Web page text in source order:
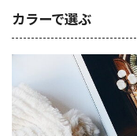
カラーで選ぶ